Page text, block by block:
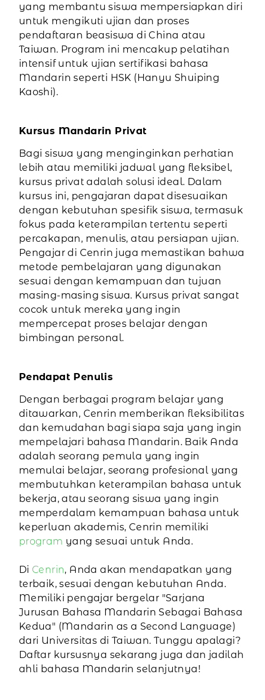
yang membantu siswa mempersiapkan diri
untuk mengikuti ujian dan proses
pendaftaran beasiswa di China atau
Taiwan. Program ini mencakup pelatihan
intensif untuk ujian sertifikasi bahasa
Mandarin seperti HSK (Hanyu Shuiping
Kaoshi).
Kursus Mandarin Privat
Bagi siswa yang menginginkan perhatian
lebih atau memiliki jadwal yang fleksibel,
kursus privat adalah solusi ideal. Dalam
kursus ini, pengajaran dapat disesuaikan
dengan kebutuhan spesifik siswa, termasuk
fokus pada keterampilan tertentu seperti
percakapan, menulis, atau persiapan ujian.
Pengajar di Cenrin juga memastikan bahwa
metode pembelajaran yang digunakan
sesuai dengan kemampuan dan tujuan
masing-masing siswa. Kursus privat sangat
cocok untuk mereka yang ingin
mempercepat proses belajar dengan
bimbingan personal.
Pendapat Penulis
Dengan berbagai program belajar yang
ditawarkan, Cenrin memberikan fleksibilitas
dan kemudahan bagi siapa saja yang ingin
mempelajari bahasa Mandarin. Baik Anda
adalah seorang pemula yang ingin
memulai belajar, seorang profesional yang
membutuhkan keterampilan bahasa untuk
bekerja, atau seorang siswa yang ingin
memperdalam kemampuan bahasa untuk
keperluan akademis, Cenrin memiliki
program yang sesuai untuk Anda.
Di Cenrin, Anda akan mendapatkan yang
terbaik, sesuai dengan kebutuhan Anda.
Memiliki pengajar bergelar "Sarjana
Jurusan Bahasa Mandarin Sebagai Bahasa
Kedua" (Mandarin as a Second Language)
dari Universitas di Taiwan. Tunggu apalagi?
Daftar kursusnya sekarang juga dan jadilah
ahli bahasa Mandarin selanjutnya!